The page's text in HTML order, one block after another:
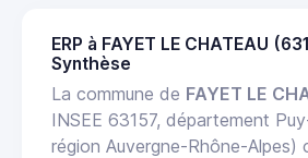
ERP à FAYET LE CHATEAU
Synthèse
La commune de FAYET LE
INSEE 63157, département
région Auvergne-Rhône-Alpes)